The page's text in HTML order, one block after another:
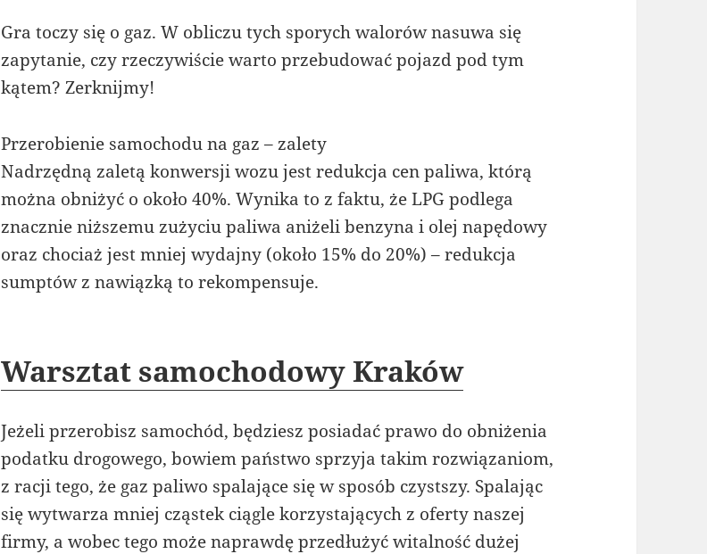
Gra toczy się o gaz. W obliczu tych sporych walorów nasuwa się
zapytanie, czy rzeczywiście warto przebudować pojazd pod tym
kątem? Zerknijmy!
Przerobienie samochodu na gaz – zalety
Nadrzędną zaletą konwersji wozu jest redukcja cen paliwa, którą
można obniżyć o około 40%. Wynika to z faktu, że LPG podlega
znacznie niższemu zużyciu paliwa aniżeli benzyna i olej napędowy
oraz chociaż jest mniej wydajny (około 15% do 20%) – redukcja
sumptów z nawiązką to rekompensuje.
Warsztat samochodowy Kraków
Jeżeli przerobisz samochód, będziesz posiadać prawo do obniżenia
podatku drogowego, bowiem państwo sprzyja takim rozwiązaniom,
z racji tego, że gaz paliwo spalające się w sposób czystszy. Spalając
się wytwarza mniej cząstek ciągle korzystających z oferty naszej
firmy, a wobec tego może naprawdę przedłużyć witalność dużej